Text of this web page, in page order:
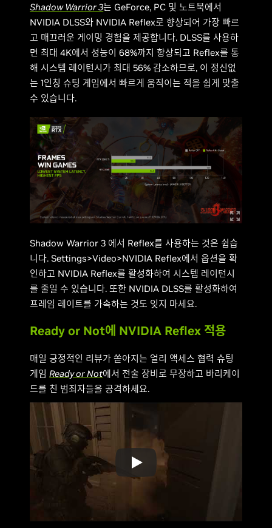
Shadow Warrior 3는 GeForce, PC 및 노트북에서
NVIDIA DLSS와 NVIDIA Reflex로 향상되어 가장 빠르
고 매끄러운 게이밍 경험을 제공합니다. DLSS를 사용하
면 최대 4K에서 성능이 68%까지 향상되고 Reflex를 통
해 시스템 레이턴시가 최대 56% 감소하므로, 이 정신없
는 1인칭 슈팅 게임에서 빠르게 움직이는 적을 쉽게 맞출
수 있습니다.
Shadow Warrior 3 에서 Reflex를 사용하는 것은 쉽습
니다. Settings>Video>NVIDIA Reflex에서 옵션을 확
인하고 NVIDIA Reflex를 활성화하여 시스템 레이턴시
를 줄일 수 있습니다. 또한 NVIDIA DLSS를 활성화하여
프레임 레이트를 가속하는 것도 잊지 마세요.
Ready or Not에 NVIDIA Reflex 적용
매일 긍정적인 리뷰가 쏟아지는 얼리 액세스 협력 슈팅
게임 Ready or Not에서 전술 장비로 무장하고 바리케이
드를 친 범죄자들을 공격하세요.